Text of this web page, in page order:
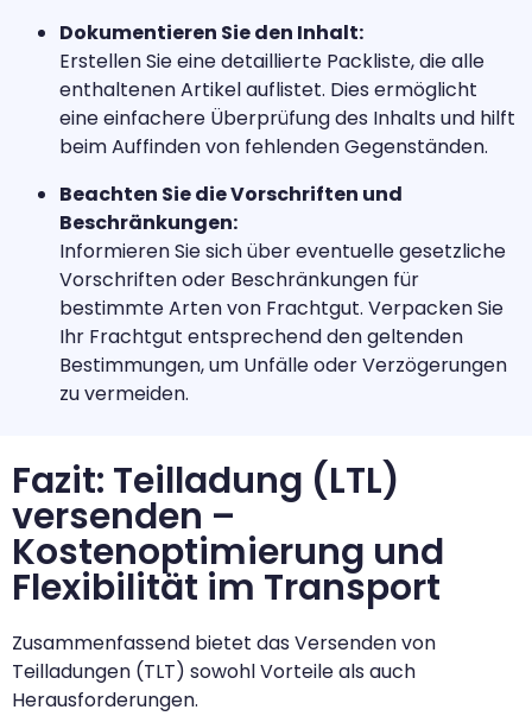
Dokumentieren Sie den Inhalt:
Erstellen Sie eine detaillierte Packliste, die alle
enthaltenen Artikel auflistet. Dies ermöglicht
eine einfachere Überprüfung des Inhalts und hilft
beim Auffinden von fehlenden Gegenständen.
Beachten Sie die Vorschriften und
Beschränkungen:
Informieren Sie sich über eventuelle gesetzliche
Vorschriften oder Beschränkungen für
bestimmte Arten von Frachtgut. Verpacken Sie
Ihr Frachtgut entsprechend den geltenden
Bestimmungen, um Unfälle oder Verzögerungen
zu vermeiden.
Fazit: Teilladung (LTL)
versenden –
Kostenoptimierung und
Flexibilität im Transport
Zusammenfassend bietet das Versenden von
Teilladungen (TLT) sowohl Vorteile als auch
Herausforderungen.